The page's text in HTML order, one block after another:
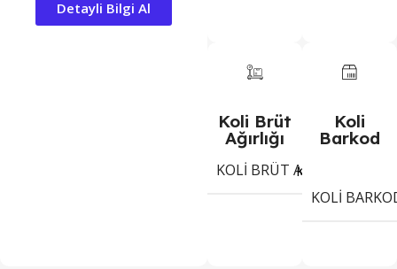
Detayli Bilgi Al
Koli Brüt
Ağırlığı
KOLI BRÜT AĞIRLIĞI
Kg
Koli
Barkod
KOLI